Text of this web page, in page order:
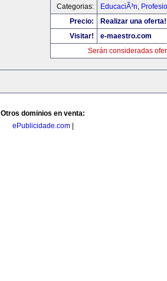
Categorias:
EducaciÃ³n,
Precio:
Realizar una oferta!
Visitar!
e-maestro.com
Serán consideradas
Otros dominios en venta:
ePublicidade.com|